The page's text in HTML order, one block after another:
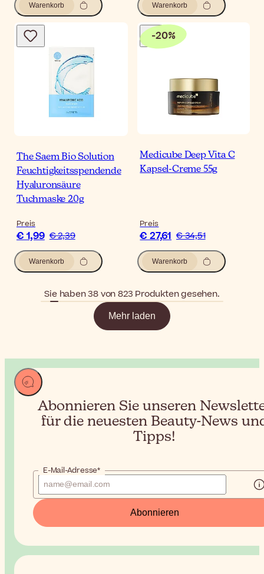
Warenkorb Warenkorb
The Saem Bio Solution
Feuchtigkeitsspendende
Hyaluronsäure
Tuchmaske 20g
Preis
€ 1,99 € 2,39
Warenkorb
-20%
Medicube Deep Vita C
Kapsel-Creme 55g
Preis
€ 27,61 € 34,51
Warenkorb
Sie haben 38 von 823 Produkten gesehen.
Mehr laden
Abonnieren Sie unseren
für die neuesten Beauty-News
Tipps!
E-Mail-Adresse*
Abonnieren